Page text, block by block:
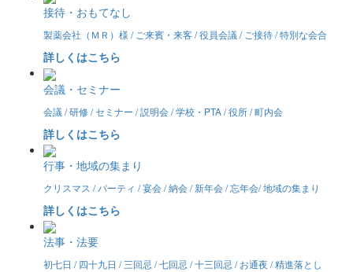
接待・おもてなし
製薬会社（ＭＲ）様 / ご来賓・来客 / 役員会議 / ご接待 / 特別な会合
詳しくはこちら
会議・セミナー
会議 / 研修 / セミナー / 説明会 / 学校・PTA / 役所 / 町内会
詳しくはこちら
行事・地域の集まり
クリスマス / パーティ / 宴会 / 納会 / 新年会 / 忘年会/ 地域の集まり
詳しくはこちら
法事・法要
初七日 / 四十九日 / 三回忌 / 七回忌 / 十三回忌 / お通夜 / 精進落とし